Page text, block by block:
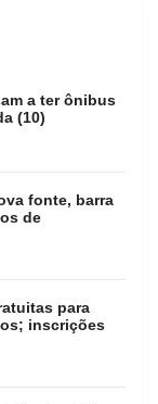
a ter ônibus
(10)
fonte, barra
de
para
inscrições